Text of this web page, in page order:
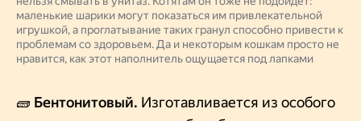
маленькие шарики могут показаться им привлекательной
игрушкой, а проглатывание таких гранул способно привести к
проблемам со здоровьем. Да и некоторым кошкам просто не
нравится, как этот наполнитель ощущается под лапками
🧱 Бентонитовый. Изготавливается из особого